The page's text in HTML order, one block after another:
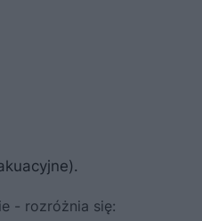
- rozróżnia się: